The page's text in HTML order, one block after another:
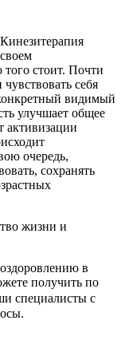
стоит. Почти
себя
видимый
улучшает общее
активизации
очередь,
сохранять
жизни и
в
получить по
специалисты с